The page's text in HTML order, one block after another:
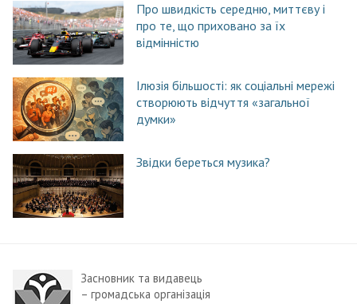
Про швидкість середню, миттєву і
про те, що приховано за їх
відмінністю
Ілюзія більшості: як соціальні мережі
створюють відчуття «загальної
думки»
Звідки береться музика?
Засновник та видавець
– громадська організація